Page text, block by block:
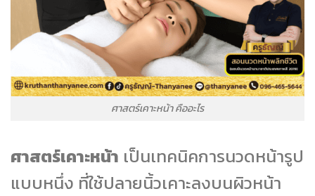
ศาสตร์เคาะหน้า คืออะไร
ศาสตร์เคาะหน้า เป็นเทคนิคการนวดหน้ารูป
แบบหนึ่ง ที่ใช้ปลายนิ้วเคาะลงบนผิวหน้า